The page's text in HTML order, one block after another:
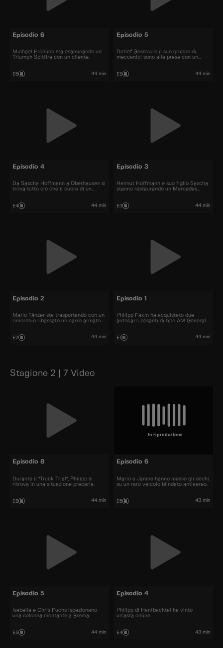
Episodio 6
Michael Fröhlich sta esaminando un
Triumph Spitfire con un cliente.
E6 44 min
Episodio 5
Detlef Gossow e il suo gruppo di
meccanici sono alle prese con un
E5 44 min
Episodio 4
Da Sascha Hoffmann a Oberhausen si
trova tutto ciò che il cuore di un
E4 44 min
Episodio 3
Helmut Hoffmann e suo figlio Sascha
stanno restaurando un Mercedes
E3 44 min
Episodio 2
Mario Tänzer sta trasportando con un
rimorchio ribassato un carro armato
E2 44 min
Episodio 1
Philipp Fakin ha acquistato due
autocarri pesanti di tipo AM General
E1 44 min
Stagione 2 | 7 Video
Episodio 8
Durante il "Truck Trial", Philipp si
ritrova in una situazione precaria.
E8 44 min
In riproduzione
Episodio 6
Mario e Janine hanno messo gli occhi
su un raro veicolo blindato antiaereo.
E6 43 min
Episodio 5
Isabella e Chris Fuchs ispezionano
una colonna montante a Brema.
E5 44 min
Episodio 4
Philipp di Hanfbachtal ha vinto
un'asta online.
E4 43 min